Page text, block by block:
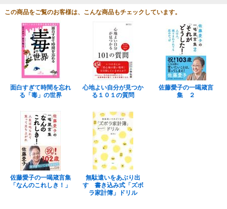
この商品をご覧のお客様は、こんな商品もチェックしています。
面白すぎて時間を忘れ
る「毒」の世界
心地よい自分が見つか
る１０１の質問
佐藤愛子の一喝箴言
集 ２
佐藤愛子の一喝箴言集
「なんのこれしき！」
無駄遣いをあぶり出
す 書き込み式「ズボ
ラ家計簿」ドリル